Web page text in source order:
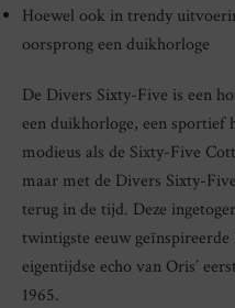
Hoewel ook in trendy
oorsprong een duikhorloge
De Divers Sixty-Five is een
een duikhorloge, een
modieus als de Sixty-Five
maar met de Divers Sixty-
terug in de tijd. Deze
twintigste eeuw
eigentijdse echo van Oris’
1965.